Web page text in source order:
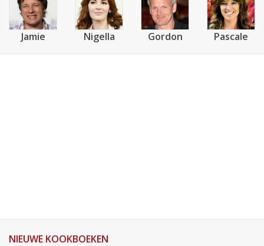
Jamie Nigella Gordon Pascale
NIEUWE KOOKBOEKEN